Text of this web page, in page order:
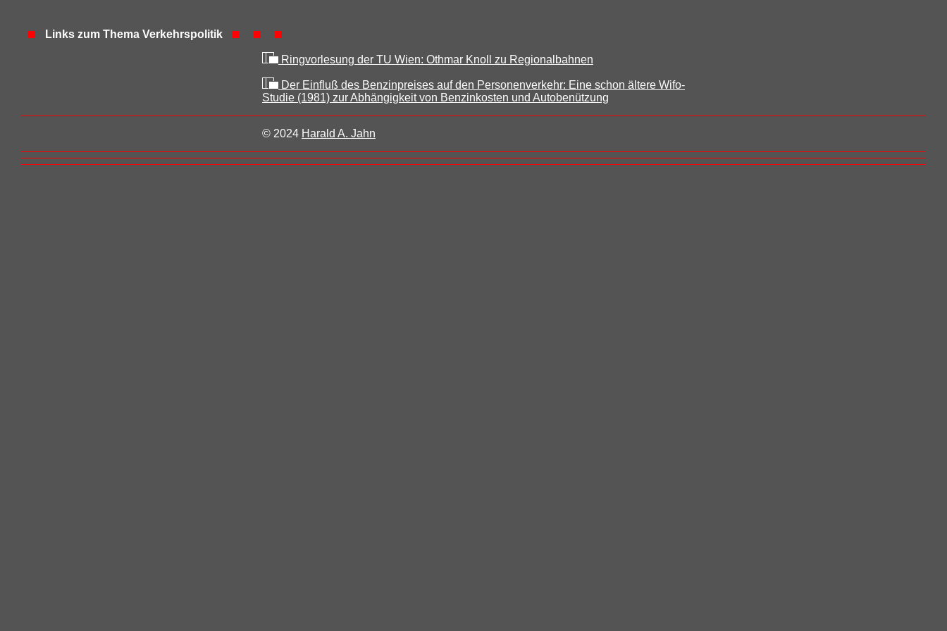
Links zum Thema Verkehrspolitik
Ringvorlesung der TU Wien: Othmar Knoll zu Regionalbahnen
Der Einfluß des Benzinpreises auf den Personenverkehr: Eine schon ältere Wifo-
Studie (1981) zur Abhängigkeit von Benzinkosten und Autobenützung
© 2024 Harald A. Jahn